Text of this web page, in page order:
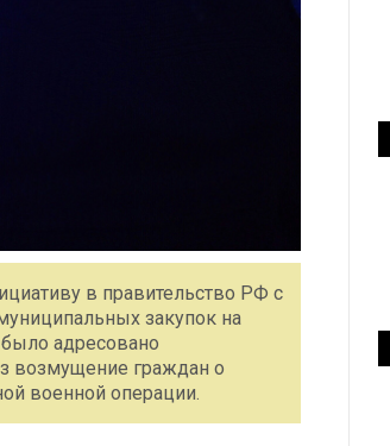
в правительство РФ с
закупок на
адресовано
возмущение граждан о
военной операции.